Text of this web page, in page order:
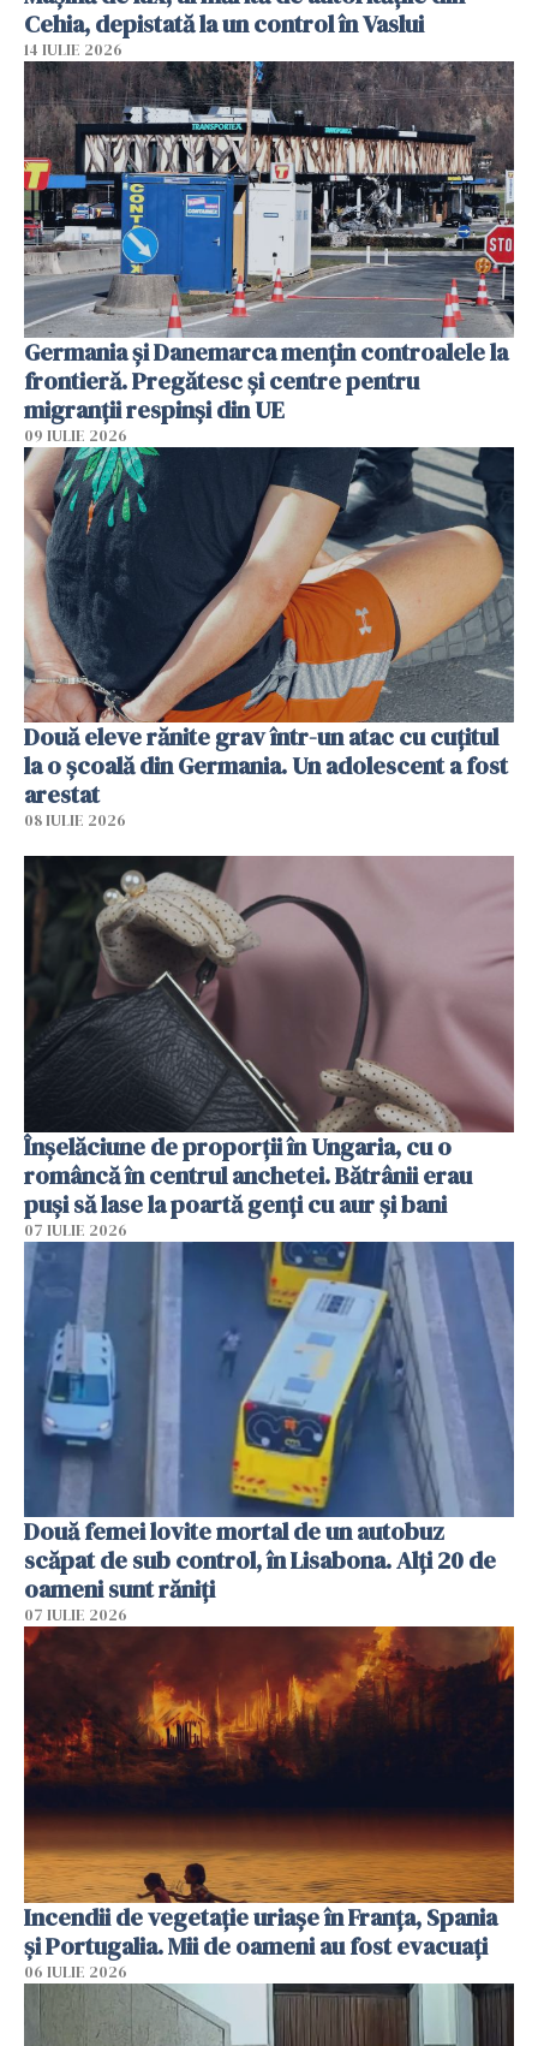
Cehia, depistată la un control în Vaslui
14 IULIE 2026
Germania și Danemarca mențin controalele la
frontieră. Pregătesc și centre pentru
migranții respinși din UE
09 IULIE 2026
Două eleve rănite grav într-un atac cu cuțitul
la o școală din Germania. Un adolescent a fost
arestat
08 IULIE 2026
Înșelăciune de proporții în Ungaria, cu o
româncă în centrul anchetei. Bătrânii erau
puși să lase la poartă genți cu aur și bani
07 IULIE 2026
Două femei lovite mortal de un autobuz
scăpat de sub control, în Lisabona. Alți 20 de
oameni sunt răniți
07 IULIE 2026
Incendii de vegetație uriașe în Franța, Spania
și Portugalia. Mii de oameni au fost evacuați
06 IULIE 2026